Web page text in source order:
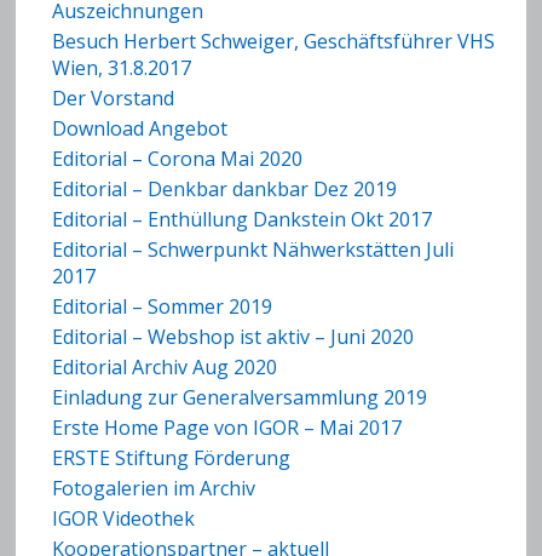
Auszeichnungen
Besuch Herbert Schweiger, Geschäftsführer VHS
Wien, 31.8.2017
Der Vorstand
Download Angebot
Editorial – Corona Mai 2020
Editorial – Denkbar dankbar Dez 2019
Editorial – Enthüllung Dankstein Okt 2017
Editorial – Schwerpunkt Nähwerkstätten Juli
2017
Editorial – Sommer 2019
Editorial – Webshop ist aktiv – Juni 2020
Editorial Archiv Aug 2020
Einladung zur Generalversammlung 2019
Erste Home Page von IGOR – Mai 2017
ERSTE Stiftung Förderung
Fotogalerien im Archiv
IGOR Videothek
Kooperationspartner – aktuell